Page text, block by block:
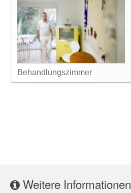
Behandlungszimmer
Weitere Informationen